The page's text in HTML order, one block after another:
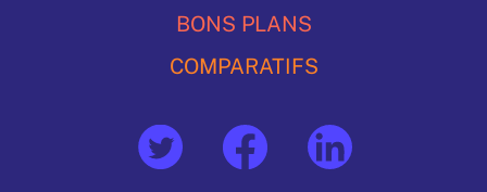
BONS PLANS
COMPARATIFS